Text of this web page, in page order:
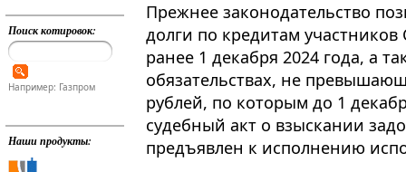
Поиск котировок:
Например: Газпром
Наши продукты:
Прежнее законодательство
долги по кредитам
ранее 1 декабря 2024 года, а
обязательствах, не
рублей, по которым до 1
судебный акт о взыскании
предъявлен к исполнению